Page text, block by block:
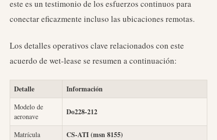
este es un testimonio de los esfuerzos continuos para
conectar eficazmente incluso las ubicaciones remotas.
Los detalles operativos clave relacionados con este
acuerdo de wet-lease se resumen a continuación:
Detalle Información
Modelo de
aeronave
Do228-212
Matrícula CS-ATI (msn 8155)